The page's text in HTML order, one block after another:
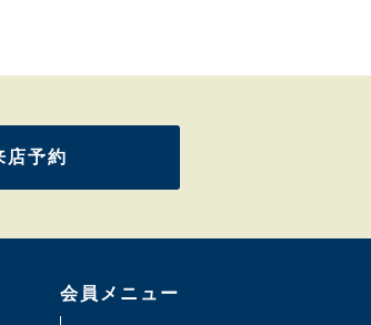
店予約
会員メニュー